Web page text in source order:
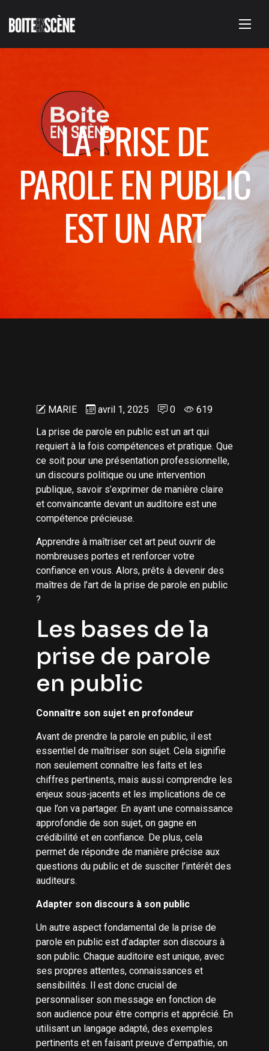
LA PRISE DE
PAROLE EN PUBLIC
EST UN ART
MARIE avril 1, 2025 0
619
La prise de parole en public est un art qui
requiert à la fois compétences et pratique. Que
ce soit pour une présentation professionnelle,
un discours politique ou une intervention
publique, savoir s’exprimer de manière claire
et convaincante devant un auditoire est une
compétence précieuse.
Apprendre à maîtriser cet art peut ouvrir de
nombreuses portes et renforcer votre
confiance en vous. Alors, prêts à devenir des
maîtres de l’art de la prise de parole en public
?
Les bases de la
prise de parole
en public
Connaître son sujet en profondeur
Avant de prendre la parole en public, il est
essentiel de maîtriser son sujet. Cela signifie
non seulement connaître les faits et les
chiffres pertinents, mais aussi comprendre les
enjeux sous-jacents et les implications de ce
que l’on va partager. En ayant une connaissance
approfondie de son sujet, on gagne en
crédibilité et en confiance. De plus, cela
permet de répondre de manière précise aux
questions du public et de susciter l’intérêt des
auditeurs.
Adapter son discours à son public
Un autre aspect fondamental de la prise de
parole en public est d’adapter son discours à
son public. Chaque auditoire est unique, avec
ses propres attentes, connaissances et
sensibilités. Il est donc crucial de
personnaliser son message en fonction de
son audience pour être compris et apprécié. En
utilisant un langage adapté, des exemples
pertinents et en faisant preuve d’empathie, on